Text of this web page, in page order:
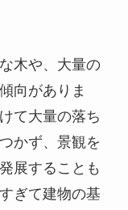
木や、大量の
向がありま
て大量の落ち
かず、景観を
展することも
ぎて建物の基